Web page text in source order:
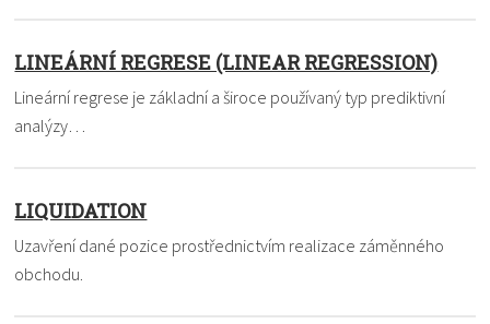
LINEÁRNÍ REGRESE (LINEAR REGRESSION)
Lineární regrese je základní a široce používaný typ prediktivní
analýzy…
LIQUIDATION
Uzavření dané pozice prostřednictvím realizace záměnného
obchodu.